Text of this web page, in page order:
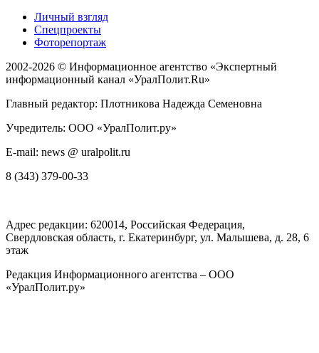
Личный взгляд
Спецпроекты
Фоторепортаж
2002-2026 © Информационное агентство «Экспертный
информационный канал «УралПолит.Ru»
Главный редактор: Плотникова Надежда Семеновна
Учредитель: ООО «УралПолит.ру»
E-mail: news @ uralpolit.ru
8 (343) 379-00-33
Адрес редакции: 620014, Российская Федерация,
Свердловская область, г. Екатеринбург, ул. Малышева, д. 28, 6
этаж
Редакция Информационного агентства – ООО
«УралПолит.ру»